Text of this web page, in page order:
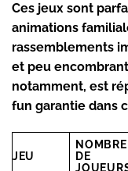
Ces jeux sont
animations
rassemblements
et peu
notamment, est
fun garantie dans
JEU
NOMBRE
DE